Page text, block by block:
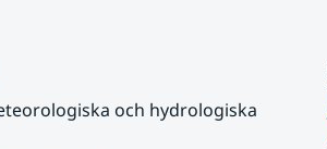
och hydrologiska